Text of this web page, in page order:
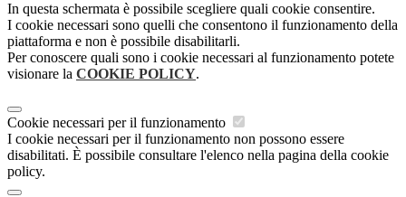
In questa schermata è possibile scegliere quali cookie consentire.
I cookie necessari sono quelli che consentono il funzionamento della
piattaforma e non è possibile disabilitarli.
Per conoscere quali sono i cookie necessari al funzionamento potete
visionare la COOKIE POLICY.
Cookie necessari per il funzionamento
I cookie necessari per il funzionamento non possono essere
disabilitati. È possibile consultare l'elenco nella pagina della cookie
policy.